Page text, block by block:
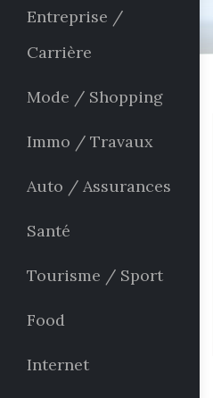
Entreprise /
Carrière
Mode / Shopping
Immo / Travaux
Auto / Assurances
Santé
Tourisme / Sport
Food
Internet